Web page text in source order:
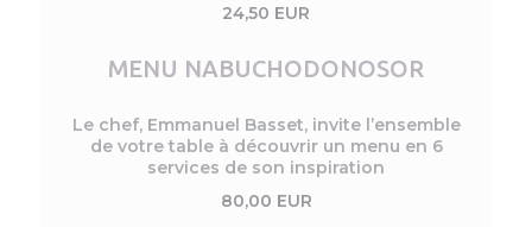
24,50 EUR
MENU NABUCHODONOSOR
Le chef, Emmanuel Basset, invite l’ensemble
de votre table à découvrir un menu en 6
services de son inspiration
80,00 EUR